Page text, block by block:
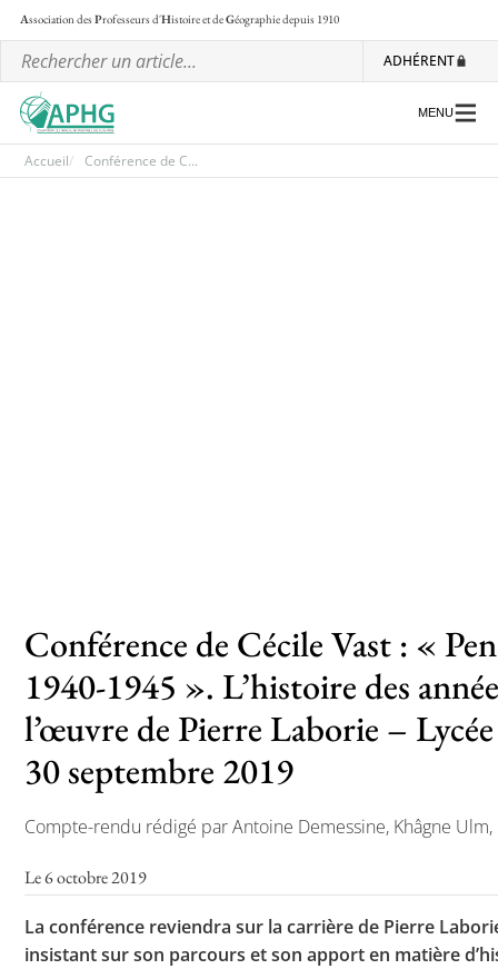
Association desProfesseurs d'Histoire et deGéographiedepuis 1910
ADHÉRENT
Les rendez-vous de l’APHG
Concours de recrutement
Concours scolaires
Conférences, tables rondes
MENU
Accueil Conférence de C...
Conférence de Cécile Vast : «
1940-1945 ». L’histoire des
l’œuvre de Pierre Laborie –
30 septembre 2019
Compte-rendu rédigé par Antoine Demessine, Khâgne
Le 6 octobre 2019
La conférence reviendra sur la carrière de Pierre
insistant sur son parcours et son apport en matière